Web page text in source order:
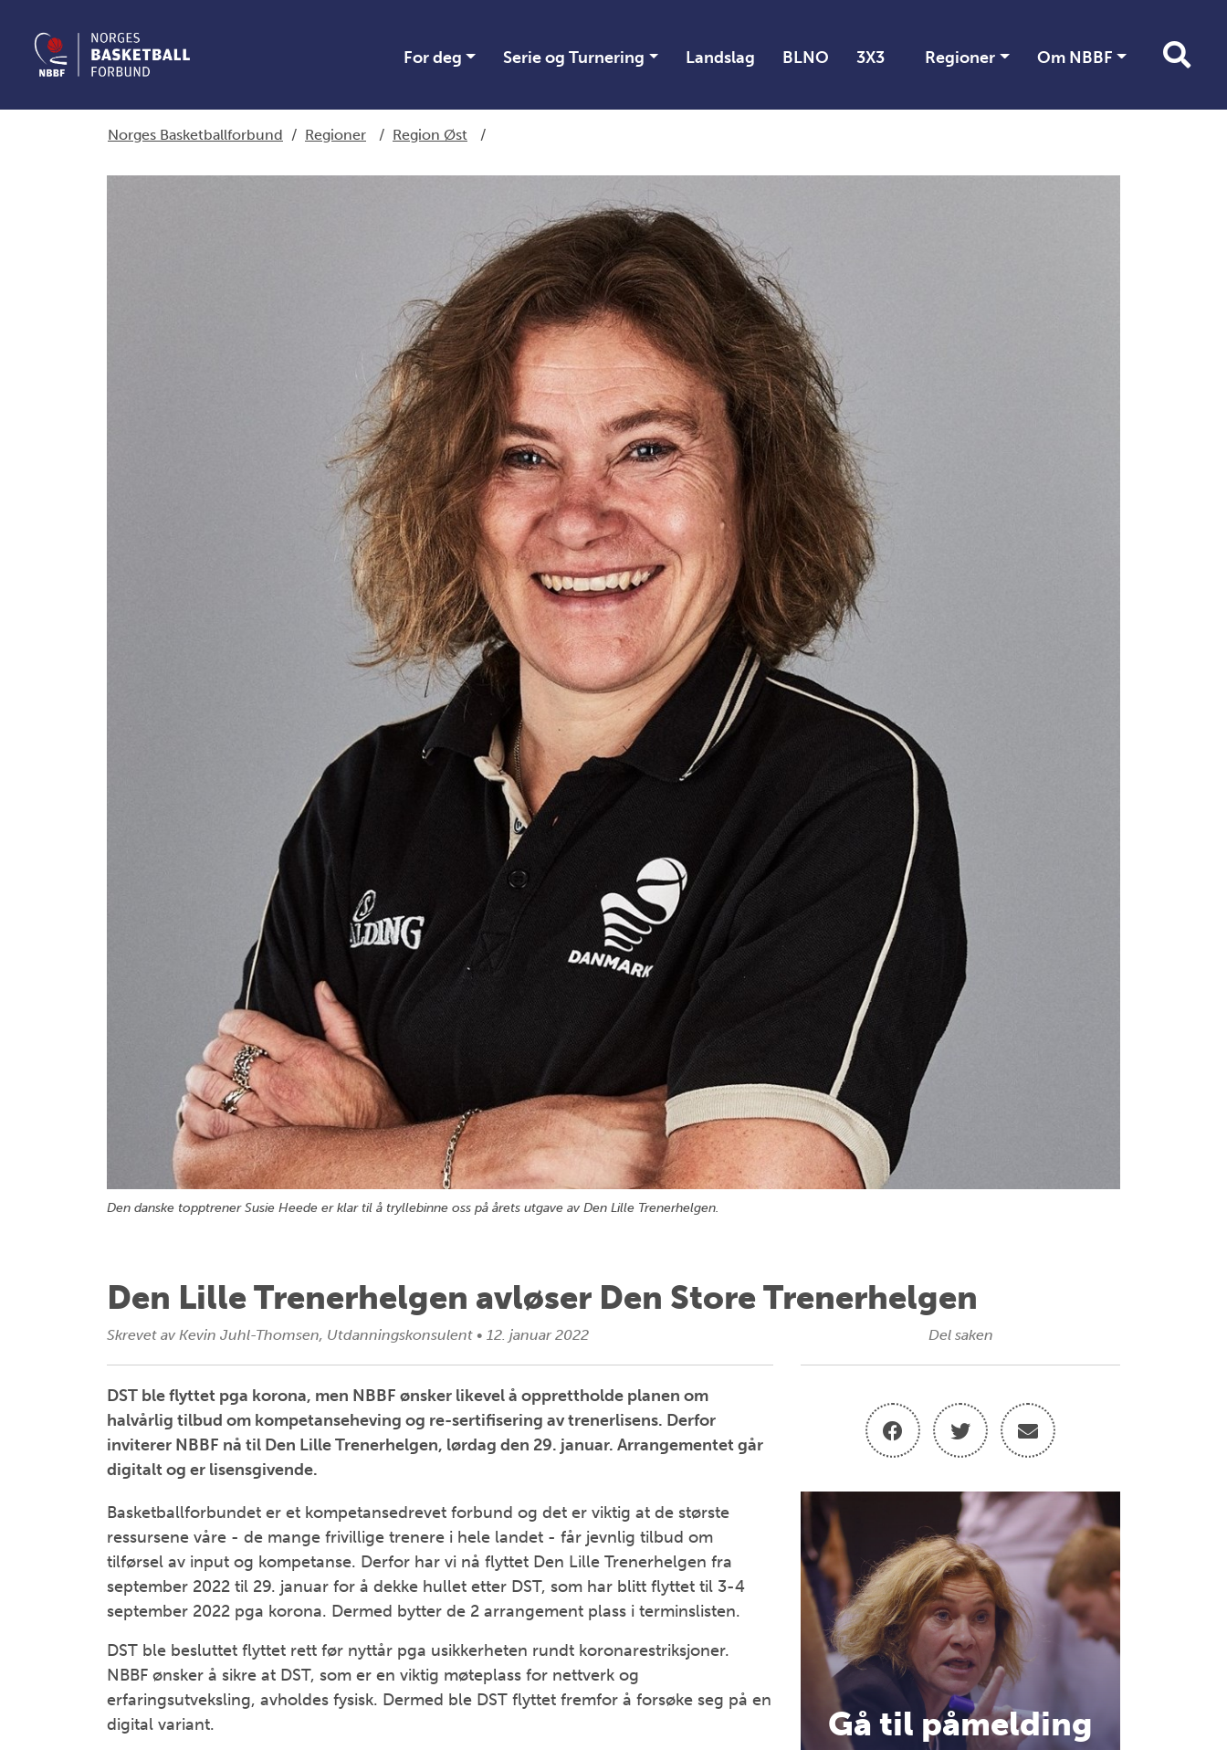
For deg Serie og Turnering Landslag BLNO 3X3 Regioner Om NBBF
Norges Basketballforbund / Regioner / Region Øst /
Den danske topptrener Susie Heede er klar til å tryllebinne oss på årets utgave av Den Lille Trenerhelgen.
Den Lille Trenerhelgen avløser Den Store Trenerhelgen
Skrevet av Kevin Juhl-Thomsen, Utdanningskonsulent • 12. januar 2022
DST ble flyttet pga korona, men NBBF ønsker likevel å opprettholde planen om
halvårlig tilbud om kompetanseheving og re-sertifisering av trenerlisens. Derfor
inviterer NBBF nå til Den Lille Trenerhelgen, lørdag den 29. januar. Arrangementet går
digitalt og er lisensgivende.
Basketballforbundet er et kompetansedrevet forbund og det er viktig at de største
ressursene våre - de mange frivillige trenere i hele landet - får jevnlig tilbud om
tilførsel av input og kompetanse. Derfor har vi nå flyttet Den Lille Trenerhelgen fra
september 2022 til 29. januar for å dekke hullet etter DST, som har blitt flyttet til 3-4
september 2022 pga korona. Dermed bytter de 2 arrangement plass i terminslisten.
DST ble besluttet flyttet rett før nyttår pga usikkerheten rundt koronarestriksjoner.
NBBF ønsker å sikre at DST, som er en viktig møteplass for nettverk og
erfaringsutveksling, avholdes fysisk. Dermed ble DST flyttet fremfor å forsøke seg på en
digital variant.
Del saken
Gå til påmelding